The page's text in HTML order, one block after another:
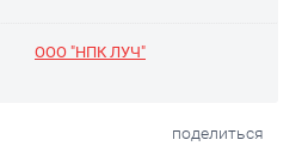
ООО "НПК ЛУЧ"
поделиться